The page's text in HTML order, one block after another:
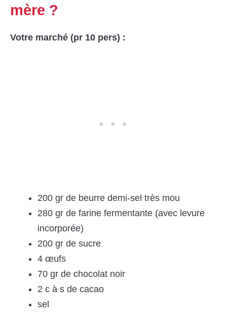
mère ?
Votre marché (pr 10 pers) :
200 gr de beurre demi-sel très mou
280 gr de farine fermentante (avec levure
incorporée)
200 gr de sucre
4 œufs
70 gr de chocolat noir
2 c à s de cacao
sel